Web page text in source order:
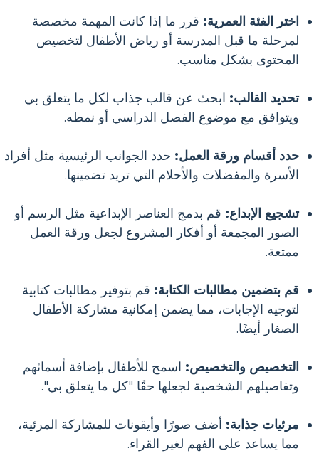
اختر الفئة العمرية: قرر ما إذا كانت المهمة مخصصة
لمرحلة ما قبل المدرسة أو رياض الأطفال لتخصيص
المحتوى بشكل مناسب.
تحديد القالب: ابحث عن قالب جذاب لكل ما يتعلق بي
ويتوافق مع موضوع الفصل الدراسي أو نمطه.
حدد أقسام ورقة العمل: حدد الجوانب الرئيسية مثل أفراد
الأسرة والمفضلات والأحلام التي تريد تضمينها.
تشجيع الإبداع: قم بدمج العناصر الإبداعية مثل الرسم أو
الصور المجمعة أو أفكار المشروع لجعل ورقة العمل
ممتعة.
قم بتضمين مطالبات الكتابة: قم بتوفير مطالبات كتابية
لتوجيه الإجابات، مما يضمن إمكانية مشاركة الأطفال
الصغار أيضًا.
التخصيص والتخصيص: اسمح للأطفال بإضافة أسمائهم
وتفاصيلهم الشخصية لجعلها حقًا "كل ما يتعلق بي".
مرئيات جذابة: أضف صورًا وأيقونات للمشاركة المرئية،
مما يساعد على الفهم لغير القراء.